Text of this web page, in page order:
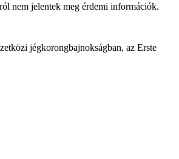
nem jelentek meg érdemi információk.
jégkorongbajnokságban, az Erste